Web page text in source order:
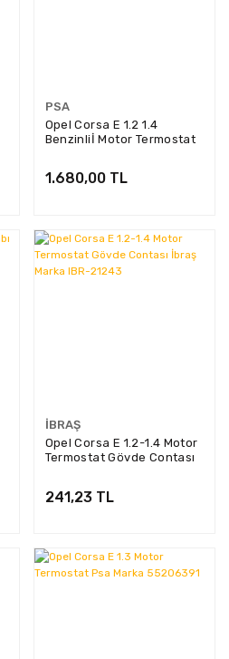
PSA
Opel Corsa E 1.2 1.4
Benzinliİ Motor Termostat
1.680,00 TL
İBRAŞ
Opel Corsa E 1.2-1.4 Motor
Termostat Gövde Contası
241,23 TL